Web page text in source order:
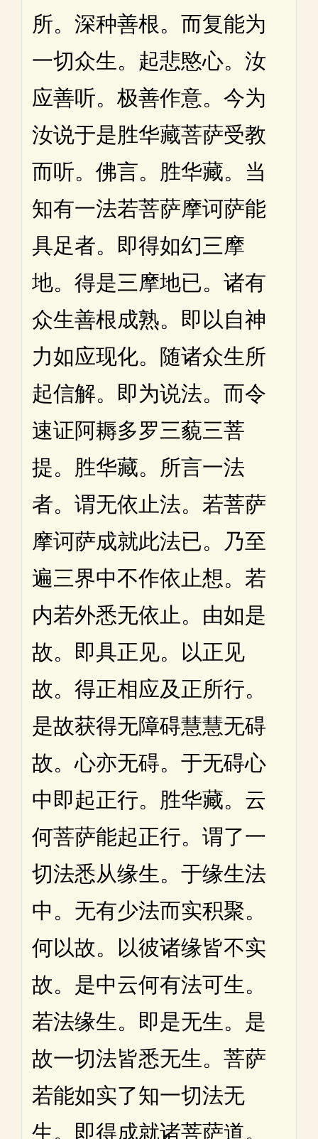
所。深种善根。而复能为
一切众生。起悲愍心。汝
应善听。极善作意。今为
汝说于是胜华藏菩萨受教
而听。佛言。胜华藏。当
知有一法若菩萨摩诃萨能
具足者。即得如幻三摩
地。得是三摩地已。诸有
众生善根成熟。即以自神
力如应现化。随诸众生所
起信解。即为说法。而令
速证阿耨多罗三藐三菩
提。胜华藏。所言一法
者。谓无依止法。若菩萨
摩诃萨成就此法已。乃至
遍三界中不作依止想。若
内若外悉无依止。由如是
故。即具正见。以正见
故。得正相应及正所行。
是故获得无障碍慧慧无碍
故。心亦无碍。于无碍心
中即起正行。胜华藏。云
何菩萨能起正行。谓了一
切法悉从缘生。于缘生法
中。无有少法而实积聚。
何以故。以彼诸缘皆不实
故。是中云何有法可生。
若法缘生。即是无生。是
故一切法皆悉无生。菩萨
若能如实了知一切法无
生。即得成就诸菩萨道。